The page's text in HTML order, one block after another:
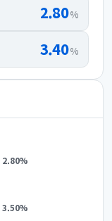
2.80%
3.40%
2.80%
3.50%